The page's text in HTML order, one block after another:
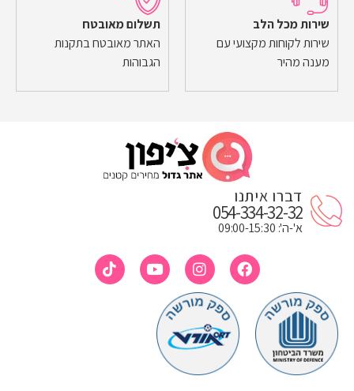
שירות מכל הלב
שירות לקוחות מקצועי עם
מענה מהיר
תשלום מאובטח
האתר מאובטח בתקנות
הגבוהות
דברו איתנו
054-334-32-32
א'-ה': 09:00-15:30